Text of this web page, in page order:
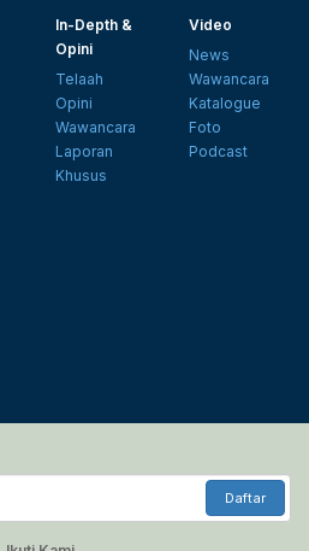
In-Depth &
Opini
Telaah
Opini
Wawancara
Laporan
Khusus
Video
News
Wawancara
Katalogue
Foto
Podcast
Daftar